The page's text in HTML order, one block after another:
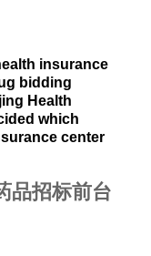
insurance
bidding
Health
which
center
品招标前台